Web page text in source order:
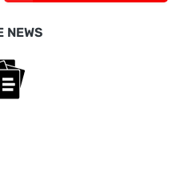
NEWS